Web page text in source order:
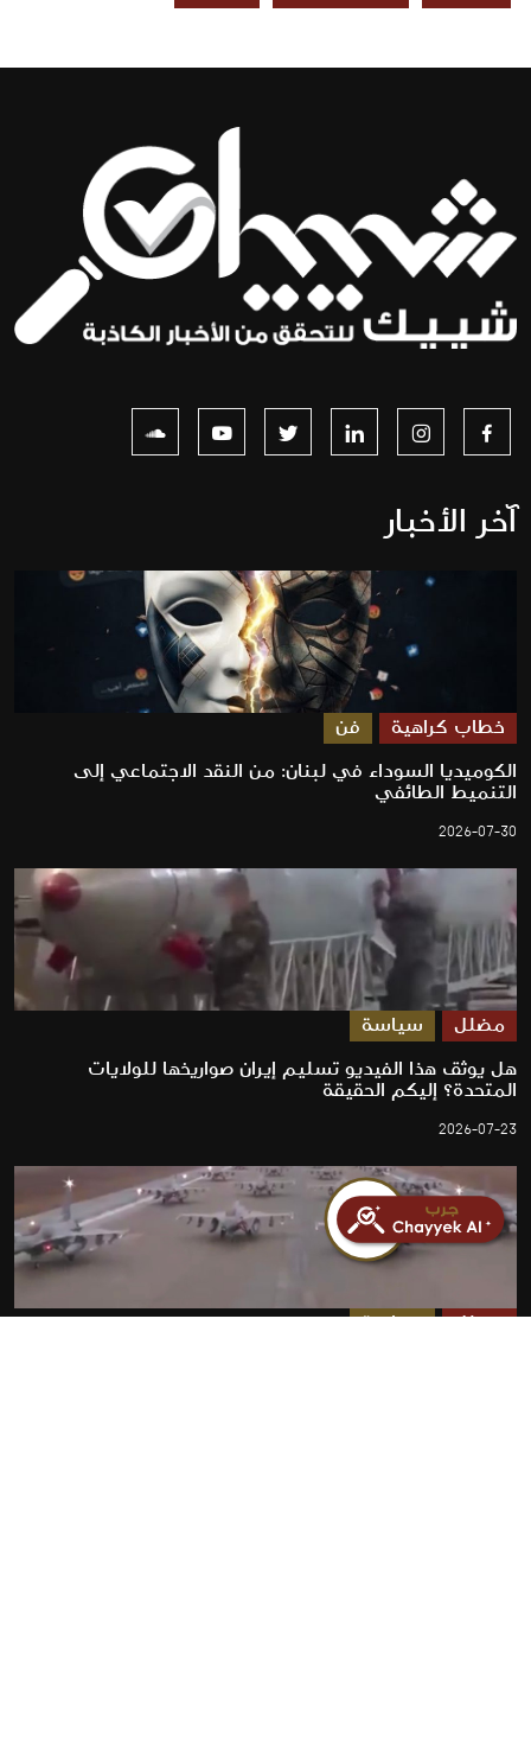
آخر الأخبار
خطاب كراهية فن
الكوميديا السوداء في لبنان: من النقد الاجتماعي إلى
التنميط الطائفي
2026-07-30
مضلل سياسة
هل يوثق هذا الفيديو تسليم إيران صواريخها للولايات
المتحدة؟ إليكم الحقيقة
2026-07-23
مضلل سياسة